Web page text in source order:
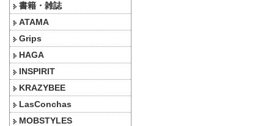
書籍・雑誌
ATAMA
Grips
HAGA
INSPIRIT
KRAZYBEE
LasConchas
MOBSTYLES